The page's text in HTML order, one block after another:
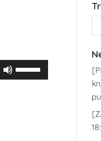
Upotrijebite
tipke